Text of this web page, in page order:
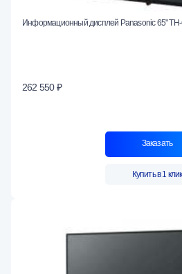
Информационный дисплей Panasonic 65"
262 550 ₽
Заказать
Купить в 1 клик